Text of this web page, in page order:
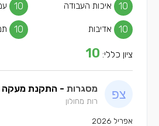
איכות העבודה 10
10
אדיבות 10
10
ציון כללי: 10
מסגרות - התקנת מעקה
רות מחולון
אפריל 2026